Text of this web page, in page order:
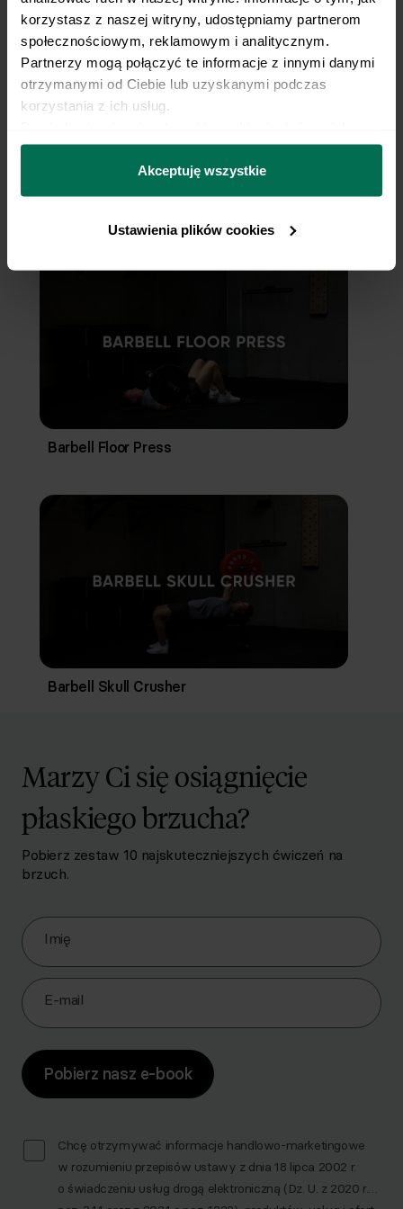
korzystasz z naszej witryny, udostępniamy partnerom
społecznościowym, reklamowym i analitycznym.
Partnerzy mogą połączyć te informacje z innymi danymi
otrzymanymi od Ciebie lub uzyskanymi podczas
korzystania z ich usług.
można się z nami skontaktować i w jaki sposób
przetwarzamy dane osobowe w ramach
prywatności.
Akceptuję wszystkie
Ustawienia plików cookies
Barbell Floor Press
Barbell Skull Crusher
Marzy Ci się osiągnięcie
płaskiego brzucha?
Pobierz zestaw 10 najskuteczniejszych ćwiczeń na
brzuch.
Zapisz się do Newslettera
Imię
E-mail
Pobierz nasz e-book
Chcę otrzymywać informacje handlowo-marketingowe
w rozumieniu przepisów ustawy z dnia 18 lipca 2002 r.
o świadczeniu usług drogą elektroniczną (Dz. U. z 2020 r.